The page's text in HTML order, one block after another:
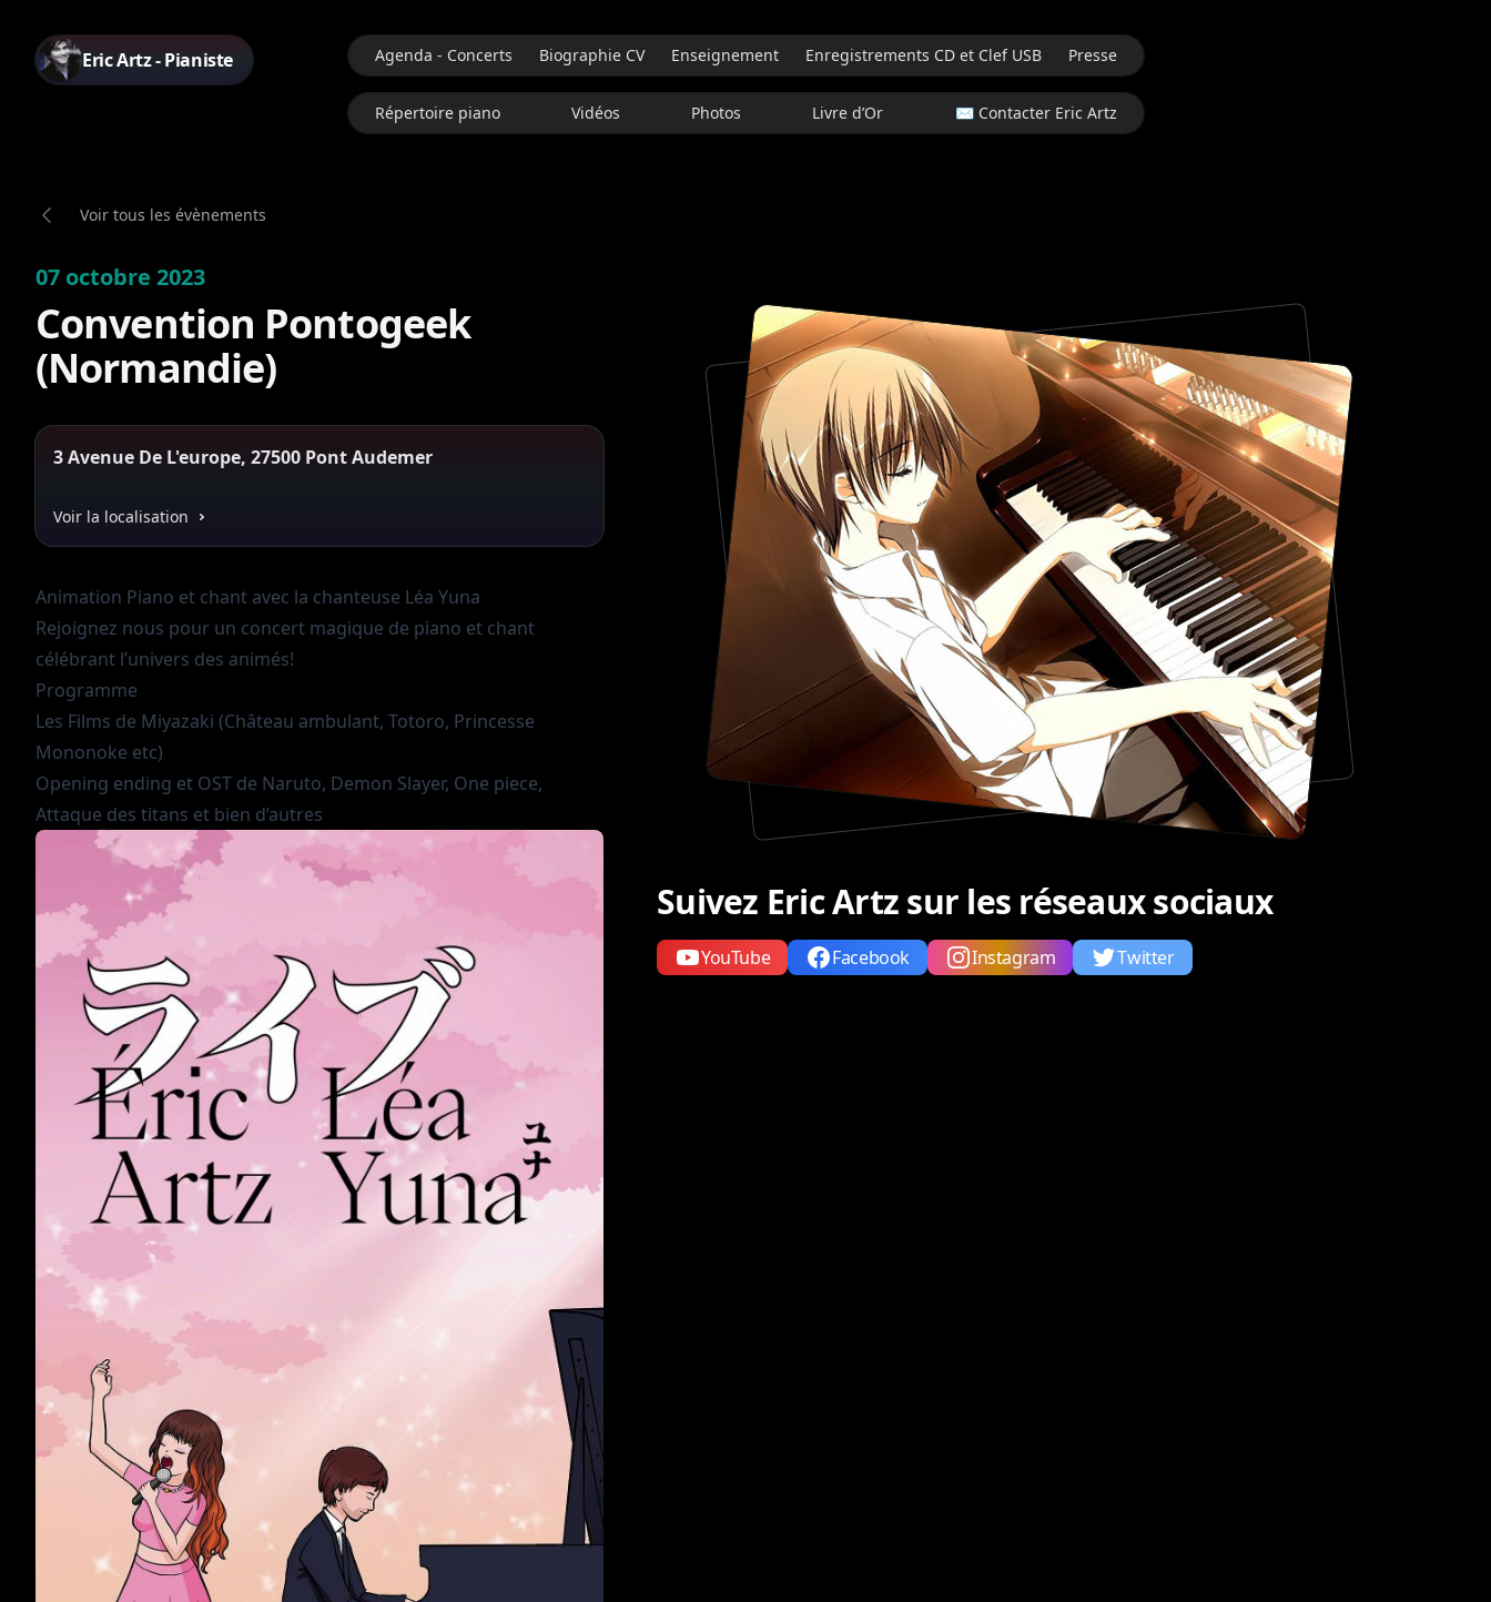
Eric Artz - Pianiste Agenda - Concerts Biographie CV Enseignement Enregistrements CD et Clef USB Presse
Répertoire piano Vidéos Photos Livre d’Or ✉️ Contacter Eric Artz
Voir tous les évènements
07 octobre 2023
Convention Pontogeek
(Normandie)
3 Avenue De L'europe, 27500 Pont Audemer
Voir la localisation
Animation Piano et chant avec la chanteuse Léa Yuna
Rejoignez nous pour un concert magique de piano et chant
célébrant l’univers des animés!
Programme
Les Films de Miyazaki (Château ambulant, Totoro, Princesse
Mononoke etc)
Opening ending et OST de Naruto, Demon Slayer, One piece,
Attaque des titans et bien d’autres
Suivez Eric Artz sur les réseaux sociaux
YouTube Facebook Instagram Twitter